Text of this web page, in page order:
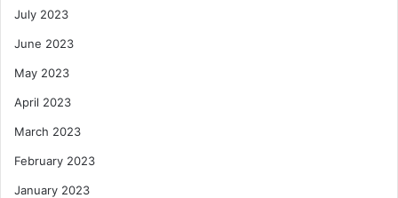
July 2023
June 2023
May 2023
April 2023
March 2023
February 2023
January 2023